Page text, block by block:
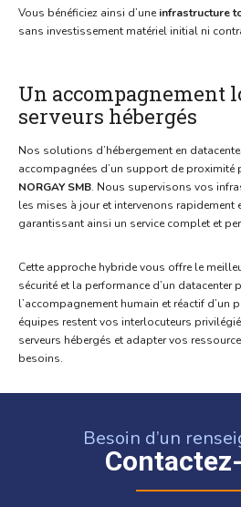
Vous bénéficiez ainsi d’une infrastructure
sans investissement matériel initial ni
Un accompagnement
serveurs hébergés
Nos solutions d’hébergement en
accompagnées d’un support de proximité
NORGAY SMB. Nous supervisons vos
les mises à jour et intervenons rapidement
garantissant ainsi un service complet et
Cette approche hybride vous offre le
sécurité et la performance d’un
l’accompagnement humain et réactif d’un
équipes restent vos interlocuteurs
serveurs hébergés et adapter vos
besoins.
Besoin d’un